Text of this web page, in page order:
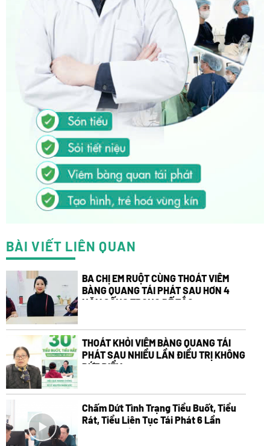
BÀI VIẾT LIÊN QUAN
BA CHỊ EM RUỘT CÙNG THOÁT VIÊM
BÀNG QUANG TÁI PHÁT SAU HƠN 4
NĂM SỐNG TRONG BẾ TẮC
THOÁT KHỎI VIÊM BÀNG QUANG TÁI
PHÁT SAU NHIỀU LẦN ĐIỀU TRỊ KHÔNG
DỨT ĐIỂM
Chấm Dứt Tình Trạng Tiểu Buốt, Tiểu
Rát, Tiểu Liên Tục Tái Phát 6 Lần
Trong 6 Tháng